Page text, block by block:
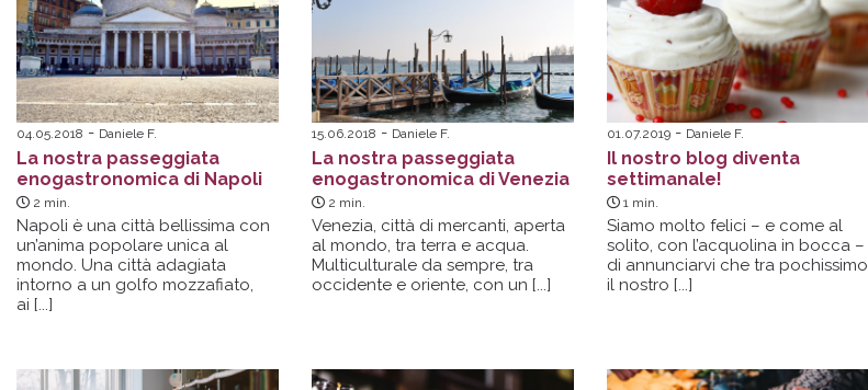
04.05.2018 Daniele F.
La nostra passeggiata
enogastronomica di Napoli
2 min.
Napoli è una città bellissima con
un’anima popolare unica al
mondo. Una città adagiata
intorno a un golfo mozzafiato,
ai [...]
15.06.2018 Daniele F.
La nostra passeggiata
enogastronomica di Venezia
2 min.
Venezia, città di mercanti, aperta
al mondo, tra terra e acqua.
Multiculturale da sempre, tra
occidente e oriente, con un [...]
01.07.2019 Daniele F.
Il nostro blog diventa
settimanale!
1 min.
Siamo molto felici – e come al
solito, con l’acquolina in bocca –
di annunciarvi che tra pochissimo
il nostro [...]